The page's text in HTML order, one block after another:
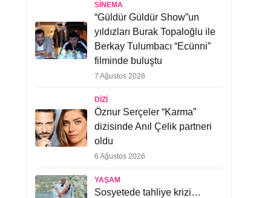
SINEMA
“Güldür Güldür Show”un
yıldızları Burak Topaloğlu ile
Berkay Tulumbacı “Ecünni”
filminde buluştu
7 Ağustos 2026
DIZI
Öznur Serçeler “Karma”
dizisinde Anıl Çelik partneri
oldu
6 Ağustos 2026
YAŞAM
Sosyetede tahliye krizi…